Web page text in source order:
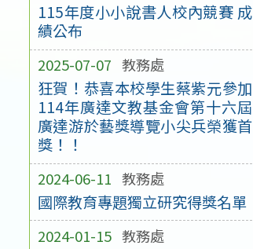
115年度小小說書人校內競賽 成
績公布
2025-07-07 教務處
狂賀！恭喜本校學生蔡紫元參加
114年廣達文教基金會第十六屆
廣達游於藝獎導覽小尖兵榮獲首
獎！！
2024-06-11 教務處
國際教育專題獨立研究得獎名單
2024-01-15 教務處